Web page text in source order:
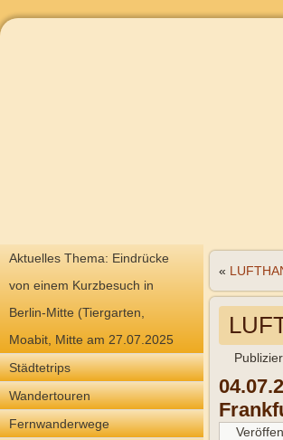
Aktuelles Thema: Eindrücke
von einem Kurzbesuch in
Berlin-Mitte (Tiergarten,
Moabit, Mitte am 27.07.2025
Städtetrips
Wandertouren
Fernwanderwege
«